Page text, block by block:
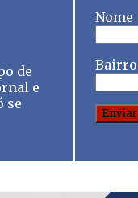
de
e
se
Nome
Bairro